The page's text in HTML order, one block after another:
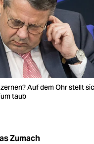
Auf dem Ohr stellt
taub
Zumach